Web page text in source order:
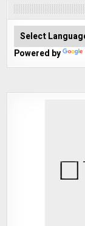
Powered by